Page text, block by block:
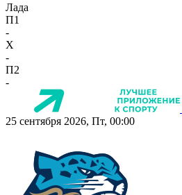
Лада
П1
-
X
-
П2
-
25 сентября 2026, Пт, 00:00